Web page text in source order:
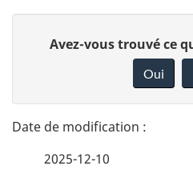
t
a
n
Avez-vous trouvé ce
Oui
2025-12-10